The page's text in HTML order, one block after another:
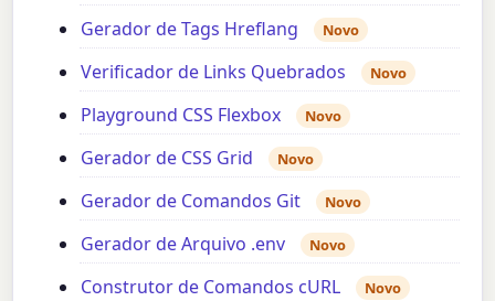
Gerador de Tags Hreflang Novo
Verificador de Links Quebrados Novo
Playground CSS Flexbox Novo
Gerador de CSS Grid Novo
Gerador de Comandos Git Novo
Gerador de Arquivo .env Novo
Construtor de Comandos cURL Novo